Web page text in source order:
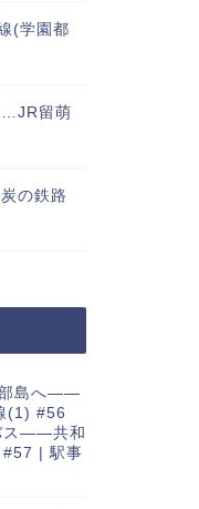
(学園都
…JR留萌
の鉄路
部島へ――
(1) #56
ス――共和
#57 | 駅事